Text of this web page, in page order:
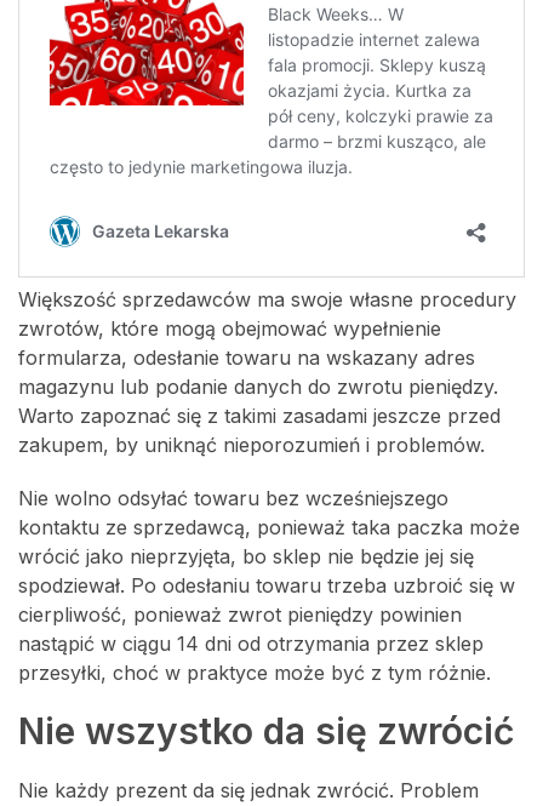
Większość sprzedawców ma swoje własne procedury
zwrotów, które mogą obejmować wypełnienie
formularza, odesłanie towaru na wskazany adres
magazynu lub podanie danych do zwrotu pieniędzy.
Warto zapoznać się z takimi zasadami jeszcze przed
zakupem, by uniknąć nieporozumień i problemów.
Nie wolno odsyłać towaru bez wcześniejszego
kontaktu ze sprzedawcą, ponieważ taka paczka może
wrócić jako nieprzyjęta, bo sklep nie będzie jej się
spodziewał. Po odesłaniu towaru trzeba uzbroić się w
cierpliwość, ponieważ zwrot pieniędzy powinien
nastąpić w ciągu 14 dni od otrzymania przez sklep
przesyłki, choć w praktyce może być z tym różnie.
Nie wszystko da się zwrócić
Nie każdy prezent da się jednak zwrócić. Problem